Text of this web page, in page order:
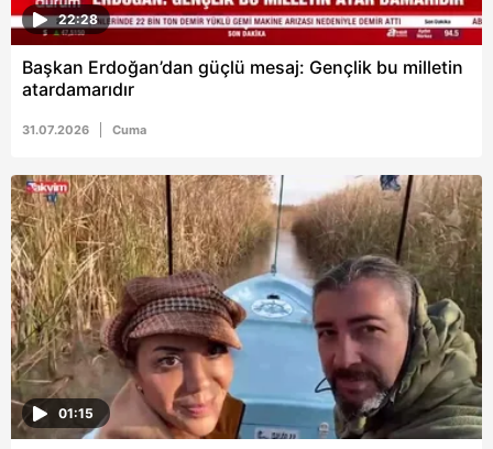
22:28
Başkan Erdoğan’dan güçlü mesaj: Gençlik bu milletin
atardamarıdır
31.07.2026 Cuma
01:15